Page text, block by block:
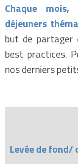
Chaque
déjeuners
but de partager
best practices.
nos derniers
Levée de